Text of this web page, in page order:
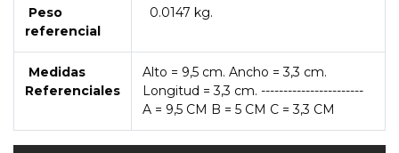
Peso
referencial
0.0147 kg.
Medidas
Referenciales
Alto = 9,5 cm. Ancho = 3,3 cm.
Longitud = 3,3 cm. -----------------------
A = 9,5 CM B = 5 CM C = 3,3 CM